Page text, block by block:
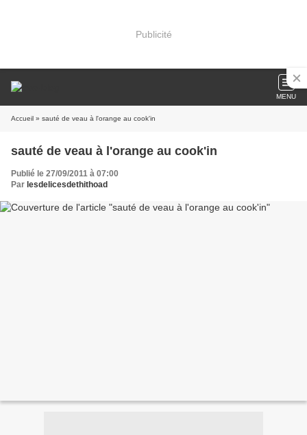
Publicité
MENU
Accueil » sauté de veau à l'orange au cook'in
sauté de veau à l'orange au cook'in
Publié le 27/09/2011 à 07:00
Par lesdelicesdethithoad